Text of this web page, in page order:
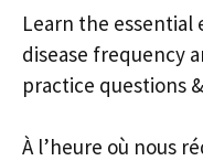
Learn the essential
disease frequency
practice questions
À l’heure où nous